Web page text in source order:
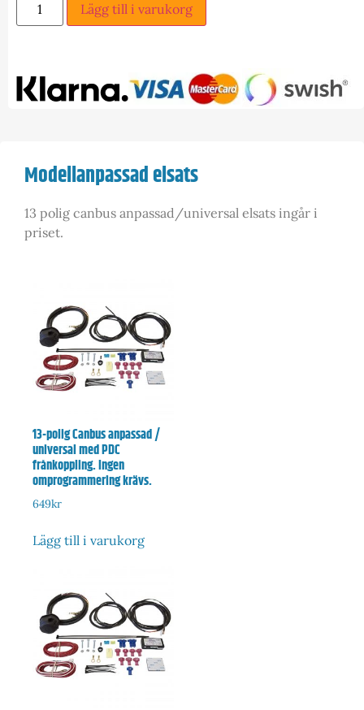
Lägg till i varukorg
Modellanpassad elsats
13 polig canbus anpassad/universal elsats ingår i
priset.
13-polig Canbus anpassad /
universal med PDC
frånkoppling. Ingen
omprogrammering krävs.
649kr
Lägg till i varukorg